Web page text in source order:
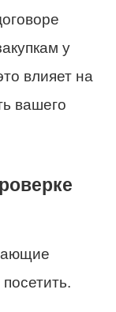
у
влияет на
вашего